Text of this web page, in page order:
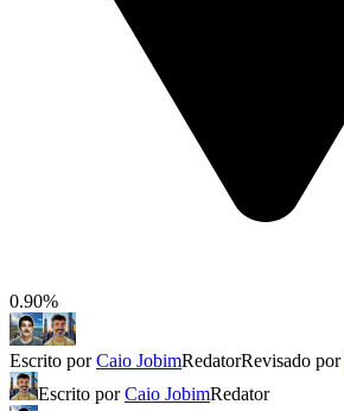
0.90%
Escrito porCaio JobimRedatorRevisado por
Escrito porCaio JobimRedator